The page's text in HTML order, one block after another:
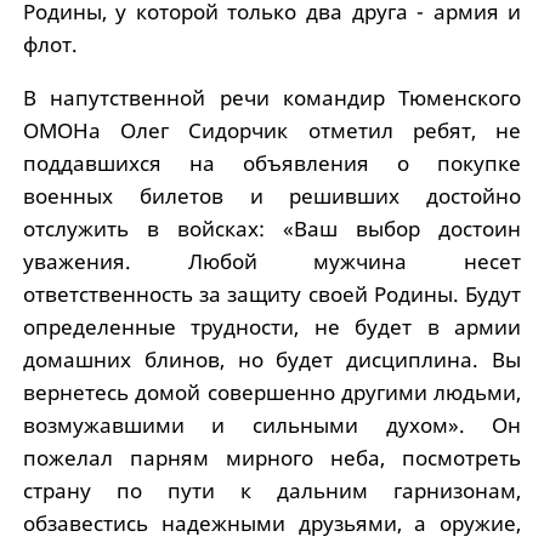
Родины, у которой только два друга - армия и
флот.
В напутственной речи командир Тюменского
ОМОНа Олег Сидорчик отметил ребят, не
поддавшихся на объявления о покупке
военных билетов и решивших достойно
отслужить в войсках: «Ваш выбор достоин
уважения. Любой мужчина несет
ответственность за защиту своей Родины. Будут
определенные трудности, не будет в армии
домашних блинов, но будет дисциплина. Вы
вернетесь домой совершенно другими людьми,
возмужавшими и сильными духом». Он
пожелал парням мирного неба, посмотреть
страну по пути к дальним гарнизонам,
обзавестись надежными друзьями, а оружие,